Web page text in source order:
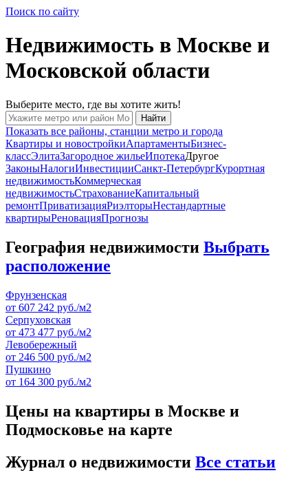
Поиск по сайту
Недвижимость в Москве и
Московской области
Выберите место, где вы хотите жить!
Найти
Показать все районы, станции метро и города
Квартиры и новостройкиАпартаментыБизнес-
классЭлитаЗагородное жильеИпотекаДругое
ЗаконыНалогиИнвестицииСанкт-ПетербургКурортная
недвижимостьКоммерческая
недвижимостьСтрахованиеКапитальный
ремонтПриватизацияРиэлторыНестандартные
квартирыРеновацияПрогнозы
География недвижимости Выбрать
расположение
Фрунзенская
от 607 242 руб./м2
Серпуховская
от 473 477 руб./м2
Левобережный
от 246 500 руб./м2
Пушкино
от 164 300 руб./м2
Цены на квартиры в Москве и
Подмосковье на карте
Журнал о недвижимости Все статьи